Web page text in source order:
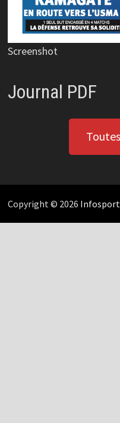
Screenshot
Journal PDF
Copyright © 2026 Infosport